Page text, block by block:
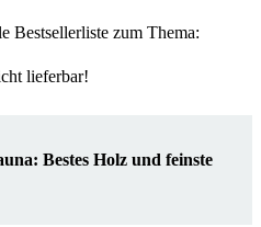
Bestsellerliste zum Thema:
lieferbar!
Bestes Holz und feinste